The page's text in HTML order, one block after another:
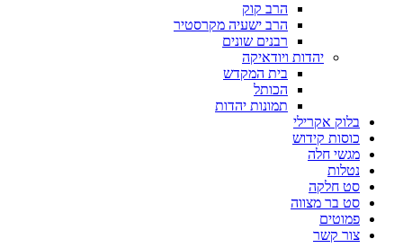
הרב קוק
הרב ישעיה מקרסטיר
רבנים שונים
יהדות ויודאיקה
בית המקדש
הכותל
תמונות יהדות
בלוק אקרילי
כוסות קידוש
מגשי חלה
נטלות
סט חלקה
סט בר מצווה
פמוטים
צור קשר